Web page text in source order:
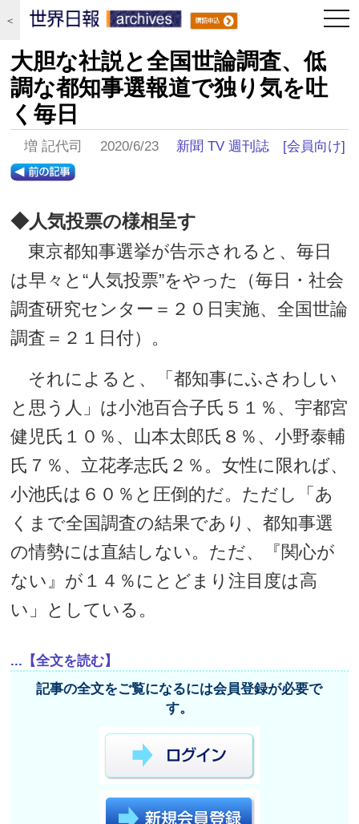
＜
大胆な社説と全国世論調査、低
調な都知事選報道で独り気を吐
く毎日
増 記代司 2020/6/23 新聞 TV 週刊誌 [会員向け]
◆人気投票の様相呈す
東京都知事選挙が告示されると、毎日
は早々と“人気投票”をやった（毎日・社会
調査研究センター＝２０日実施、全国世論
調査＝２１日付）。
それによると、「都知事にふさわしい
と思う人」は小池百合子氏５１％、宇都宮
健児氏１０％、山本太郎氏８％、小野泰輔
氏７％、立花孝志氏２％。女性に限れば、
小池氏は６０％と圧倒的だ。ただし「あ
くまで全国調査の結果であり、都知事選
の情勢には直結しない。ただ、『関心が
ない』が１４％にとどまり注目度は高
い」としている。
...【全文を読む】
記事の全文をご覧になるには会員登録が必要で
す。